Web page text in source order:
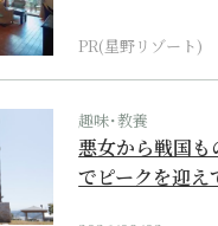
PR(星野リゾート)
趣味･教養
悪女から戦国も
でピークを迎